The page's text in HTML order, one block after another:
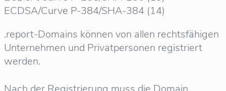
ECDSA/Curve P-384/SHA-384 (14)
.report-Domains können von allen rechtsfähigen
Unternehmen und Privatpersonen registriert
werden.